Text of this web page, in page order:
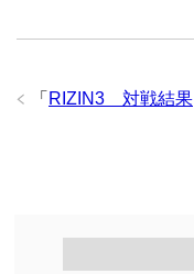
「 RIZIN3 対戦結果